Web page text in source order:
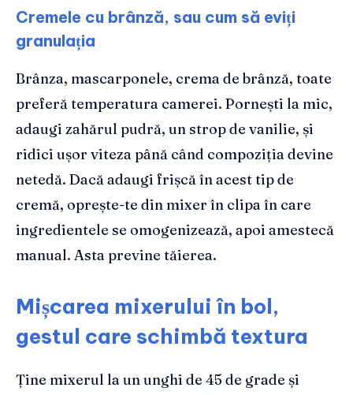
Cremele cu brânză, sau cum să eviți
granulația
Brânza, mascarponele, crema de brânză, toate
preferă temperatura camerei. Pornești la mic,
adaugi zahărul pudră, un strop de vanilie, și
ridici ușor viteza până când compoziția devine
netedă. Dacă adaugi frișcă în acest tip de
cremă, oprește-te din mixer în clipa în care
ingredientele se omogenizează, apoi amestecă
manual. Asta previne tăierea.
Mișcarea mixerului în bol,
gestul care schimbă textura
Ține mixerul la un unghi de 45 de grade și